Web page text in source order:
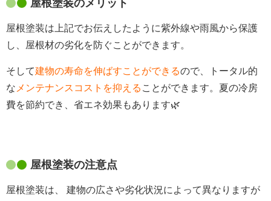
屋根塗装のメリット
屋根塗装は上記でお伝えしたように紫外線や雨風から保護
し、屋根材の劣化を防ぐことができます。
そして建物の寿命を伸ばすことができるので、トータル的
な メンテナンスコストを抑える ことができます。夏の冷房
費を節約でき、省エネ効果もあります🌿
屋根塗装の注意点
屋根塗装は、 建物の広さや劣化状況によって異なりますが